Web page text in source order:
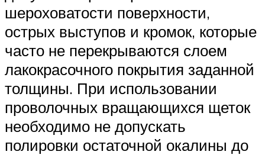
шероховатости поверхности,
острых выступов и кромок, которые
часто не перекрываются слоем
лакокрасочного покрытия заданной
толщины. При использовании
проволочных вращающихся щеток
необходимо не допускать
полировки остаточной окалины до